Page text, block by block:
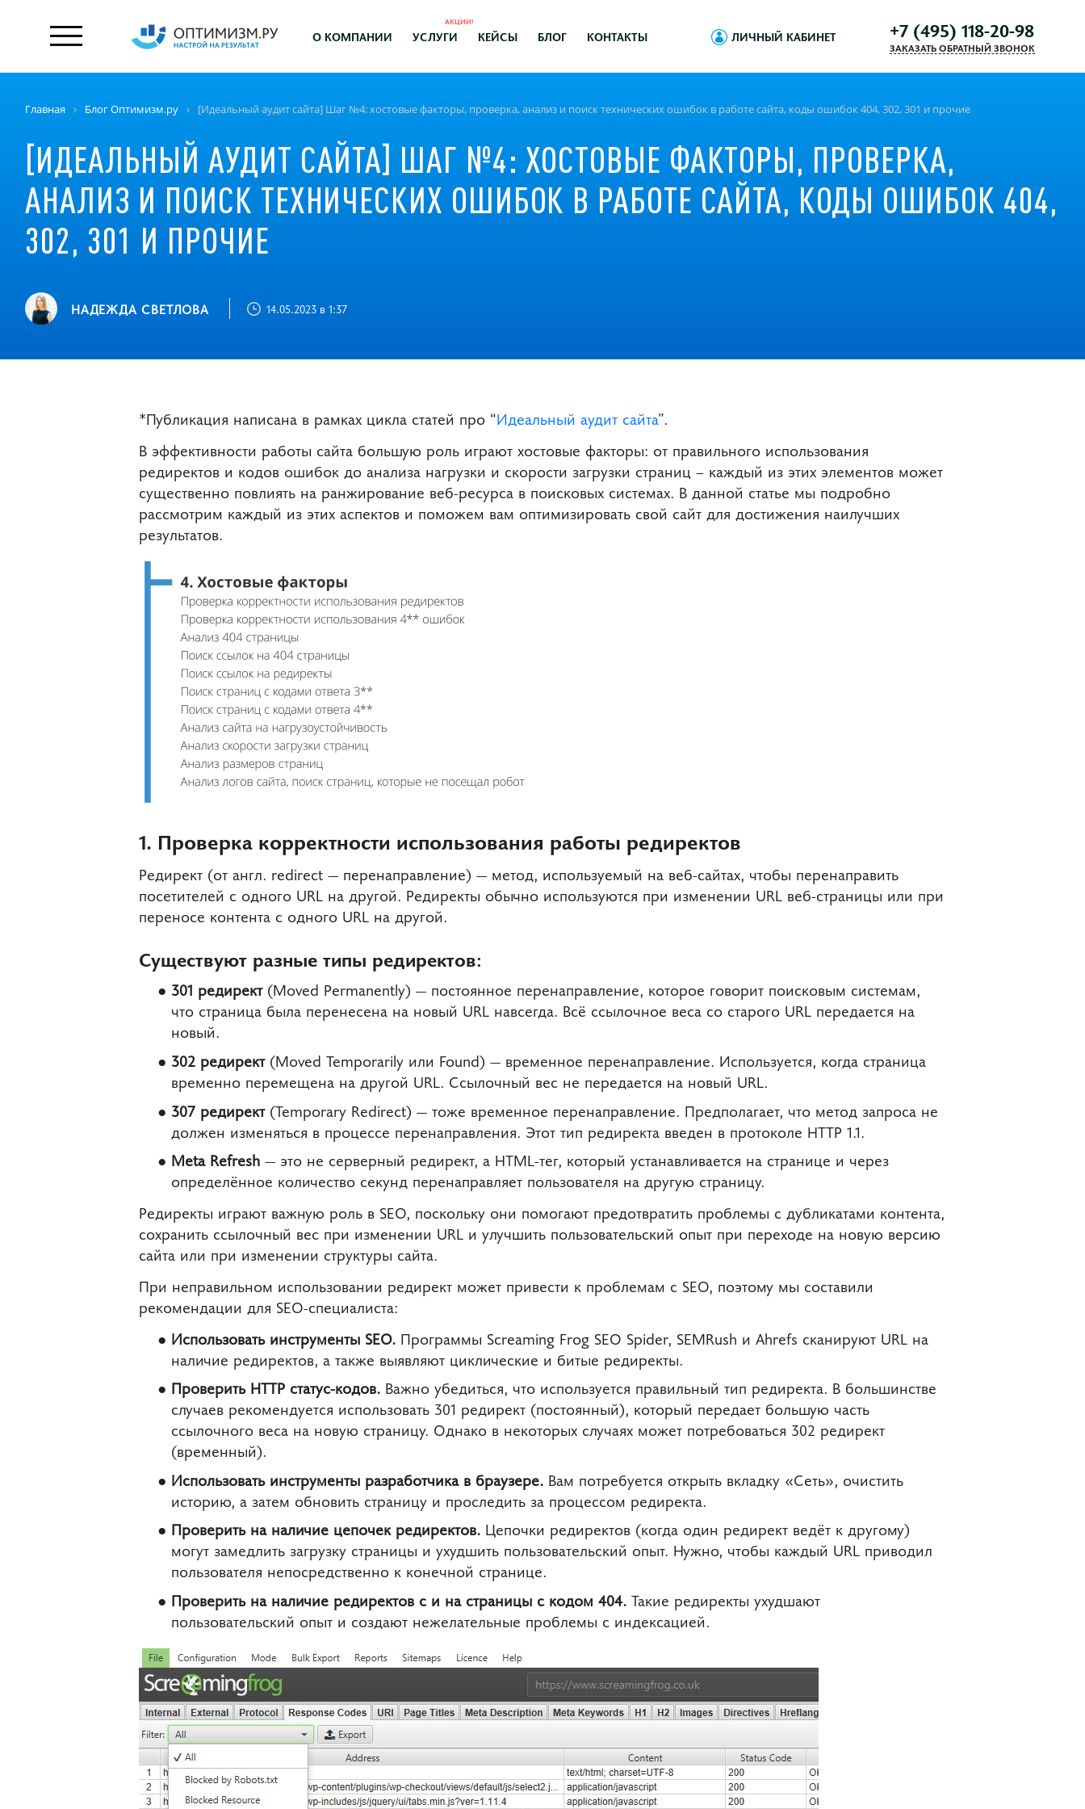
О КОМПАНИИ УСЛУГИ
АКЦИИ!
КЕЙСЫ БЛОГ КОНТАКТЫ ЛИЧНЫЙ КАБИНЕТ +7 (495) 118-20-98
ЗАКАЗАТЬ ОБРАТНЫЙ ЗВОНОК
Главная Блог Оптимизм.ру [Идеальный аудит сайта] Шаг №4: хостовые факторы, проверка, анализ и поиск технических ошибок в работе сайта, коды ошибок 404, 302, 301 и прочие
[ИДЕАЛЬНЫЙ АУДИТ САЙТА] ШАГ №4: ХОСТОВЫЕ ФАКТОРЫ, ПРОВЕРКА,
АНАЛИЗ И ПОИСК ТЕХНИЧЕСКИХ ОШИБОК В РАБОТЕ САЙТА, КОДЫ ОШИБОК 404,
302, 301 И ПРОЧИЕ
НАДЕЖДА СВЕТЛОВА 14.05.2023 в 1:37
*Публикация написана в рамках цикла статей про “Идеальный аудит сайта”.
В эффективности работы сайта большую роль играют хостовые факторы: от правильного использования
редиректов и кодов ошибок до анализа нагрузки и скорости загрузки страниц – каждый из этих элементов может
существенно повлиять на ранжирование веб-ресурса в поисковых системах. В данной статье мы подробно
рассмотрим каждый из этих аспектов и поможем вам оптимизировать свой сайт для достижения наилучших
результатов.
1. Проверка корректности использования работы редиректов
Редирект (от англ. redirect — перенаправление) — метод, используемый на веб-сайтах, чтобы перенаправить
посетителей с одного URL на другой. Редиректы обычно используются при изменении URL веб-страницы или при
переносе контента с одного URL на другой.
Существуют разные типы редиректов:
301 редирект(Moved Permanently) — постоянное перенаправление, которое говорит поисковым системам,
что страница была перенесена на новый URL навсегда. Всё ссылочное веса со старого URL передается на
новый.
302 редирект(Moved Temporarily или Found) — временное перенаправление. Используется, когда страница
временно перемещена на другой URL. Ссылочный вес не передается на новый URL.
307 редирект(Temporary Redirect) — тоже временное перенаправление. Предполагает, что метод запроса не
должен изменяться в процессе перенаправления. Этот тип редиректа введен в протоколе HTTP 1.1.
Meta Refresh — это не серверный редирект, а HTML-тег, который устанавливается на странице и через
определённое количество секунд перенаправляет пользователя на другую страницу.
Редиректы играют важную роль в SEO, поскольку они помогают предотвратить проблемы с дубликатами контента,
сохранить ссылочный вес при изменении URL и улучшить пользовательский опыт при переходе на новую версию
сайта или при изменении структуры сайта.
При неправильном использовании редирект может привести к проблемам с SEO, поэтому мы составили
рекомендации для SEO-специалиста:
Использовать инструменты SEO. Программы Screaming Frog SEO Spider, SEMRush и Ahrefs сканируют URL на
наличие редиректов, а также выявляют циклические и битые редиректы.
Проверить HTTP статус-кодов. Важно убедиться, что используется правильный тип редиректа. В большинстве
случаев рекомендуется использовать 301 редирект (постоянный), который передает большую часть
ссылочного веса на новую страницу. Однако в некоторых случаях может потребоваться 302 редирект
(временный).
Использовать инструменты разработчика в браузере. Вам потребуется открыть вкладку «Сеть», очистить
историю, а затем обновить страницу и проследить за процессом редиректа.
Проверить на наличие цепочек редиректов. Цепочки редиректов (когда один редирект ведёт к другому)
могут замедлить загрузку страницы и ухудшить пользовательский опыт. Нужно, чтобы каждый URL приводил
пользователя непосредственно к конечной странице.
Проверить на наличие редиректов с и на страницы с кодом 404. Такие редиректы ухудшают
пользовательский опыт и создают нежелательные проблемы с индексацией.